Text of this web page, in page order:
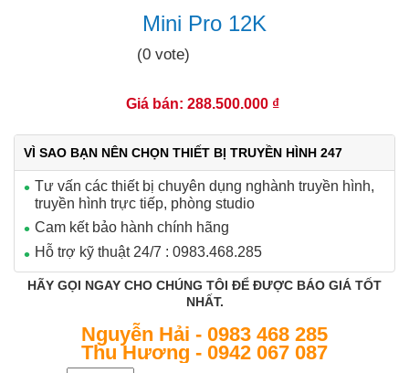
Mini Pro 12K
(0 vote)
Giá bán: 288.500.000 ₫
VÌ SAO BẠN NÊN CHỌN THIẾT BỊ TRUYỀN HÌNH 247
Tư vấn các thiết bị chuyên dụng nghành truyền hình,
truyền hình trực tiếp, phòng studio
Cam kết bảo hành chính hãng
Hỗ trợ kỹ thuật 24/7 : 0983.468.285
HÃY GỌI NGAY CHO CHÚNG TÔI ĐỂ ĐƯỢC BÁO GIÁ TỐT
NHẤT.
Nguyễn Hải - 0983 468 285
Thu Hương - 0942 067 087